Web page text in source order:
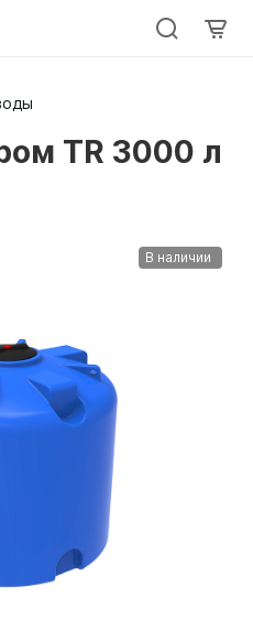
TR 3000 л
В наличии